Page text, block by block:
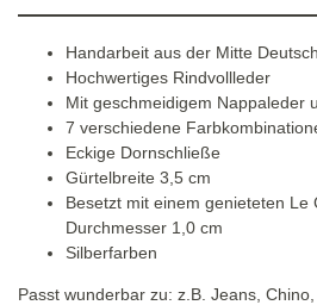
Handarbeit aus der Mitte
Hochwertiges Rindvollleder
Mit geschmeidigem Nappaleder
7 verschiedene
Eckige Dornschließe
Gürtelbreite 3,5 cm
Besetzt mit einem genieteten Le
Durchmesser 1,0 cm
Silberfarben
Passt wunderbar zu: z.B. Jeans,